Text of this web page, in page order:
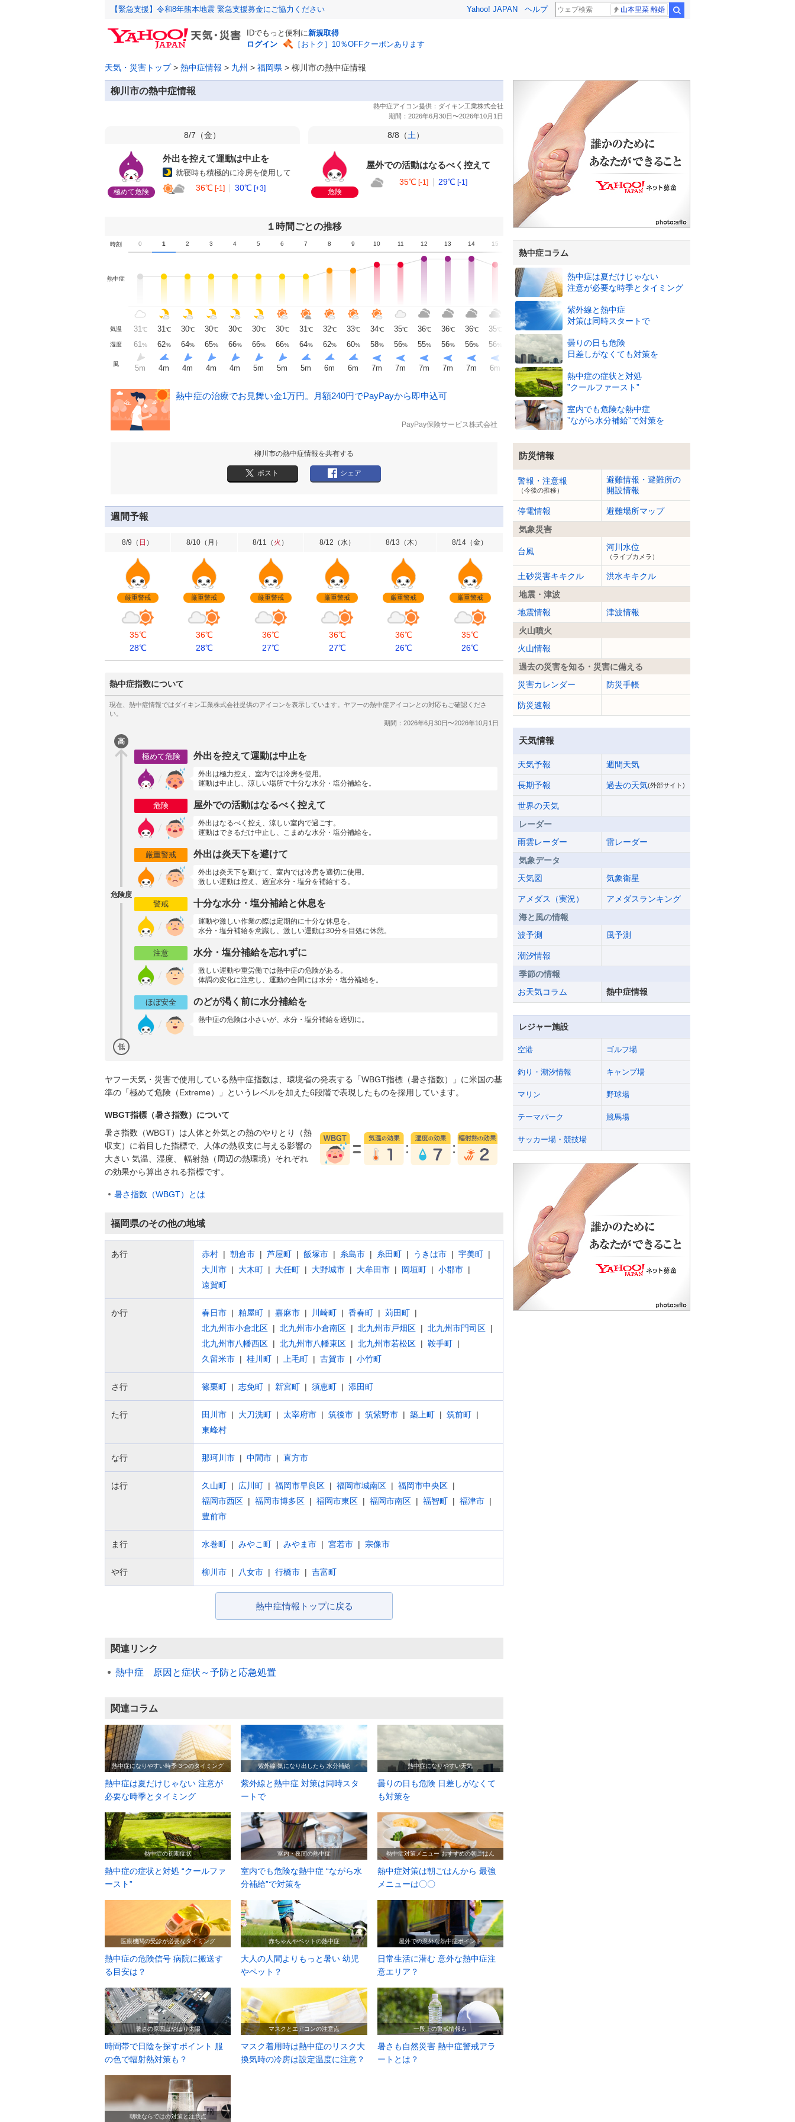
【緊急支援】令和8年熊本地震 緊急支援募金にご協力ください Yahoo! JAPAN ヘルプ 山本里菜 離婚
IDでもっと便利に新規取得
ログイン
［おトク］10％OFFクーポンあります
天気・災害トップ> 熱中症情報 > 九州 > 福岡県 > 柳川市の熱中症情報
柳川市の熱中症情報
8/7（金）
極めて危険
外出を控えて運動は中止を
就寝時も積極的に冷房を使用して
36℃ [-1] 30℃ [+3]
8/8（土）
危険
屋外での活動はなるべく控えて
35℃ [-1] 29℃ [-1]
１時間ごとの推移
時刻 0 1 2 3 4 5 6 7 8 9 10 11 12 13 14 15
熱中症
気温 31℃ 31℃ 30℃ 30℃ 30℃ 30℃ 30℃ 31℃ 32℃ 33℃ 34℃ 35℃ 36℃ 36℃ 36℃ 35℃ 35℃ 34℃ 34
湿度 61% 62% 64% 65% 66% 66% 66% 64% 62% 60% 58% 56% 55% 56% 56% 56% 57 59% 59% 61% 63%
風 5m 4m 4m 4m 4m 5m 5m 5m 6m 6m 7m 7m 7m 7m 7m 6m 6m 6m 6
熱中症の治療でお見舞い金1万円。月額240円でPayPayから即申込可
PayPay保険サービス株式会社
柳川市の熱中症情報を共有する
ポスト シェア
週間予報
8/9 （ 日 ）
厳重警戒
35℃
28℃
8/10（ 月 ）
厳重警戒
36℃
28℃
8/11 （ 火 ）
厳重警戒
36℃
27℃
8/12 （水）
厳重警戒
36℃
27℃
8/13 （木）
厳重警戒
36℃
26℃
8/14 （金）
厳重警戒
35℃
26℃
熱中症指数について
高
危険度
低
極めて危険 外出を控えて運動は中止を
外出は極力控え、室内では冷房を使用。
運動は中止し、涼しい場所で十分な水分・塩分補給を。
危険 屋外での活動はなるべく控えて
外出はなるべく控え、涼しい室内で過ごす。
運動はできるだけ中止し、こまめな水分・塩分補給を。
厳重警戒 外出は炎天下を避けて
外出は炎天下を避けて、室内では冷房を適切に使用。
激しい運動は控え、適宜水分・塩分を補給する。
警戒 十分な水分・塩分補給と休息を
運動や激しい作業の際は定期的に十分な休息を。
水分・塩分補給を意識し、激しい運動は30分を目処に休憩。
注意 水分・塩分補給を忘れずに
激しい運動や重労働では熱中症の危険がある。
体調の変化に注意し、運動の合間には水分・塩分補給を。
ほぼ安全 のどが渇く前に水分補給を
熱中症の危険は小さいが、水分・塩分補給を適切に。
ヤフー天気・災害で使用している熱中症指数は、環境省の発表する「WBGT指標（暑さ指数）」に米国の基
準の「極めて危険（Extreme）」というレベルを加えた6段階で表現したものを採用しています。
WBGT指標（暑さ指数）について
暑さ指数（WBGT）は人体と外気との熱のやりとり（熱
収支）に着目した指標で、人体の熱収支に与える影響の
大きい 気温、湿度、 輻射熱（周辺の熱環境）それぞれ
の効果から算出される指標です。
暑さ指数（WBGT）とは
福岡県のその他の地域
あ行 赤村 朝倉市 芦屋町 飯塚市 糸島市 糸田町 うきは市
宇美町
大川市
大木町 大任町 大野城市 大牟田市 岡垣町
小郡市
遠賀町
か行 春日市 粕屋町 嘉麻市 川崎町 香春町
苅田町
北九州市小倉北区
北九州市小倉南区 北九州市戸畑区
北九州市門司区
北九州市八幡西区
北九州市八幡東区 北九州市若松区
鞍手町
久留米市
桂川町 上毛町 古賀市 小竹町
さ行 篠栗町 志免町 新宮町 須恵町 添田町
た行 田川市 大刀洗町 太宰府市 筑後市 筑紫野市 築上町
筑前町
東峰村
な行 那珂川市 中間市 直方市
は行 久山町 広川町 福岡市早良区 福岡市城南区
福岡市中央区
福岡市西区
福岡市博多区 福岡市東区 福岡市南区 福智町
福津市
豊前市
ま行 水巻町 みやこ町 みやま市 宮若市 宗像市
や行 柳川市 八女市 行橋市 吉富町
熱中症情報トップに戻る
関連リンク
熱中症 原因と症状～予防と応急処置
関連コラム
熱中症は夏だけじゃない 注意が
必要な時季とタイミング
熱中症になりやすい時季 3つのタイミング
紫外線と熱中症 対策は同時スタ
ートで
紫外線 気になり出したら 水分補給
曇りの日も危険 日差しがなくて
も対策を
熱中症になりやすい天気
熱中症の症状と対処 “クールファ
ースト”
熱中症の初期症状
室内でも危険な熱中症 “ながら水
分補給”で対策を
室内・夜間の熱中症
熱中症対策は朝ごはんから 最強
メニューは〇〇
熱中症対策メニュー おすすめの朝ごはん
熱中症の危険信号 病院に搬送す
る目安は？
医療機関の受診が必要なタイミング
大人の人間よりもっと暑い 幼児
やペット？
赤ちゃんやペットの熱中症
日常生活に潜む 意外な熱中症注
意エリア？
屋外での意外な熱中症ポイント
時間帯で日陰を探すポイント 服
の色で輻射熱対策も？
暑さの原因はやはり太陽
マスク着用時は熱中症のリスク大
換気時の冷房は設定温度に注意？
マスクとエアコンの注意点
暑さも自然災害 熱中症警戒アラ
ートとは？
一段上の警戒情報も
朝晩ならではの対策と注意点
熱中症コラム
熱中症は夏だけじゃない
注意が必要な時季とタイミング
紫外線と熱中症
対策は同時スタートで
曇りの日も危険
日差しがなくても対策を
熱中症の症状と対処
”クールファースト”
室内でも危険な熱中症
”ながら水分補給”で対策を
防災情報
警報・注意報
（今後の推移）
避難情報・避難所の
開設情報
停電情報
避難場所マップ
気象災害
台風 河川水位
（ライブカメラ）
土砂災害キキクル
洪水キキクル
地震・津波
地震情報
津波情報
火山噴火
火山情報
過去の災害を知る・災害に備える
災害カレンダー
防災手帳
防災速報
天気情報
天気予報 週間天気
長期予報 過去の天気(外部サイト)
世界の天気
レーダー
雨雲レーダー
雷レーダー
気象データ
天気図
気象衛星
アメダス（実況）
アメダスランキング
海と風の情報
波予測
風予測
潮汐情報
季節の情報
お天気コラム
熱中症情報
レジャー施設
空港 ゴルフ場
釣り・潮汐情報 キャンプ場
マリン 野球場
テーマパーク 競馬場
サッカー場・競技場